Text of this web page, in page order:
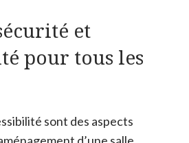
et
pour tous les
sont des aspects